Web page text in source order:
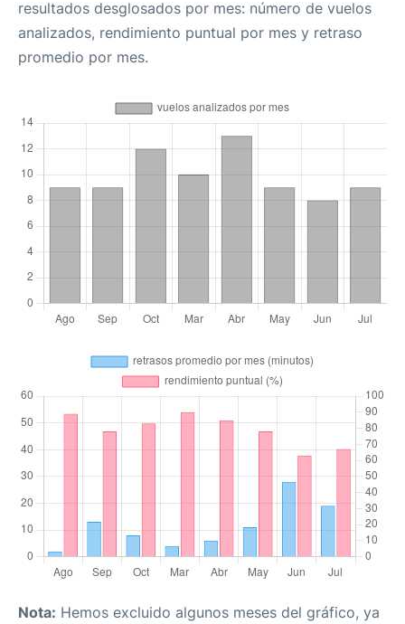
resultados desglosados por mes: número de vuelos
analizados, rendimiento puntual por mes y retraso
promedio por mes.
Nota: Hemos excluido algunos meses del gráfico, ya